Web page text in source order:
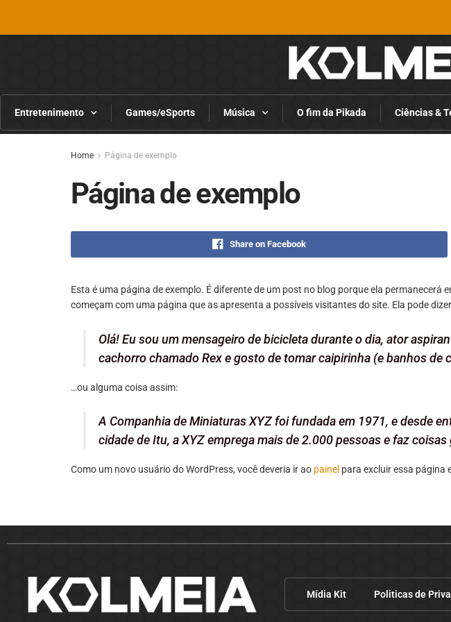
Entretenimento Games/eSports Música O fim da Pikada Ciências &
Home Página de exemplo
Página de exemplo
Share on Facebook
Esta é uma página de exemplo. É diferente de um post no blog porque ela
começam com uma página que as apresenta a possíveis visitantes do site. Ela pode
Olá! Eu sou um mensageiro de bicicleta durante o dia, ator
cachorro chamado Rex e gosto de tomar caipirinha (e banhos de
…ou alguma coisa assim:
A Companhia de Miniaturas XYZ foi fundada em 1971, e desde
cidade de Itu, a XYZ emprega mais de 2.000 pessoas e faz
Como um novo usuário do WordPress, você deveria ir ao painel para excluir essa página
Mídia Kit Politicas de